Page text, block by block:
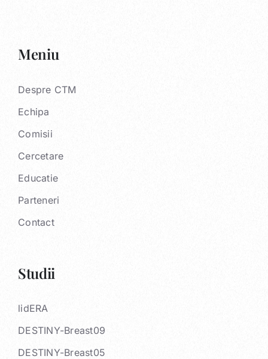
Meniu
Despre CTM
Echipa
Comisii
Cercetare
Educatie
Parteneri
Contact
Studii
lidERA
DESTINY-Breast09
DESTINY-Breast05